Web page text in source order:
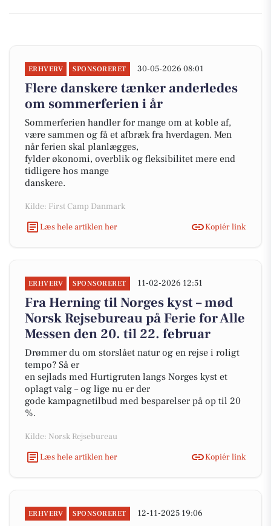
ERHVERV SPONSORERET 30-05-2026 08:01
Flere danskere tænker anderledes
om sommerferien i år
Sommerferien handler for mange om at koble af,
være sammen og få et afbræk fra hverdagen. Men
når ferien skal planlægges,
fylder økonomi, overblik og fleksibilitet mere end
tidligere hos mange
danskere.
Kilde: First Camp Danmark
Læs hele artiklen her
Kopiér link
ERHVERV SPONSORERET 11-02-2026 12:51
Fra Herning til Norges kyst – mød
Norsk Rejsebureau på Ferie for Alle
Messen den 20. til 22. februar
Drømmer du om storslået natur og en rejse i roligt
tempo? Så er
en sejlads med Hurtigruten langs Norges kyst et
oplagt valg – og lige nu er der
gode kampagnetilbud med besparelser på op til 20
%.
Kilde: Norsk Rejsebureau
Læs hele artiklen her
Kopiér link
ERHVERV SPONSORERET 12-11-2025 19:06